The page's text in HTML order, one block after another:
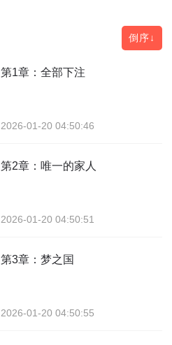
倒序↓
第1章：全部下注
2026-01-20 04:50:46
第2章：唯一的家人
2026-01-20 04:50:51
第3章：梦之国
2026-01-20 04:50:55